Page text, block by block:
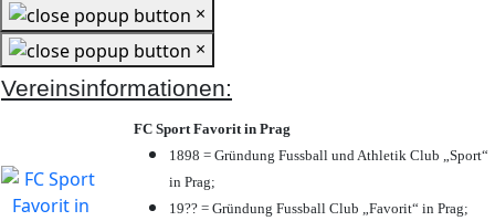
×
×
Vereinsinformationen:
FC Sport Favorit in Prag
1898 = Gründung Fussball und Athletik Club „Sport“
in Prag;
19?? = Gründung Fussball Club „Favorit“ in Prag;